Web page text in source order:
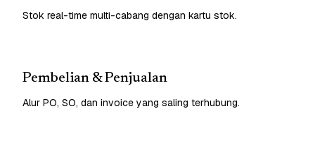
Stok real-time multi-cabang dengan kartu stok.
Pembelian & Penjualan
Alur PO, SO, dan invoice yang saling terhubung.